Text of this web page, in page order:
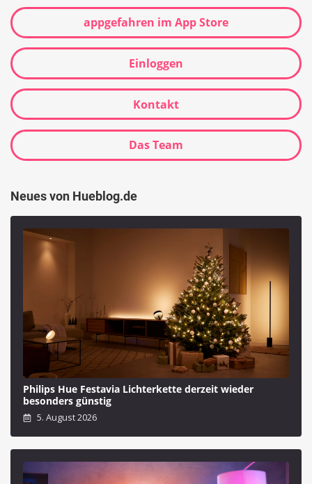
appgefahren im App Store
Einloggen
Kontakt
Das Team
Neues von Hueblog.de
Philips Hue Festavia Lichterkette derzeit wieder
besonders günstig
5. August 2026